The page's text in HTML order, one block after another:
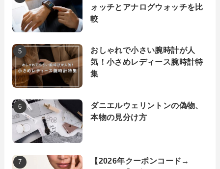
ォッチとアナログウォッチを比
較
おしゃれで小さい腕時計が人
気！小さめレディース腕時計特
集
ダニエルウェリントンの偽物、
本物の見分け方
【2026年クーポンコード→